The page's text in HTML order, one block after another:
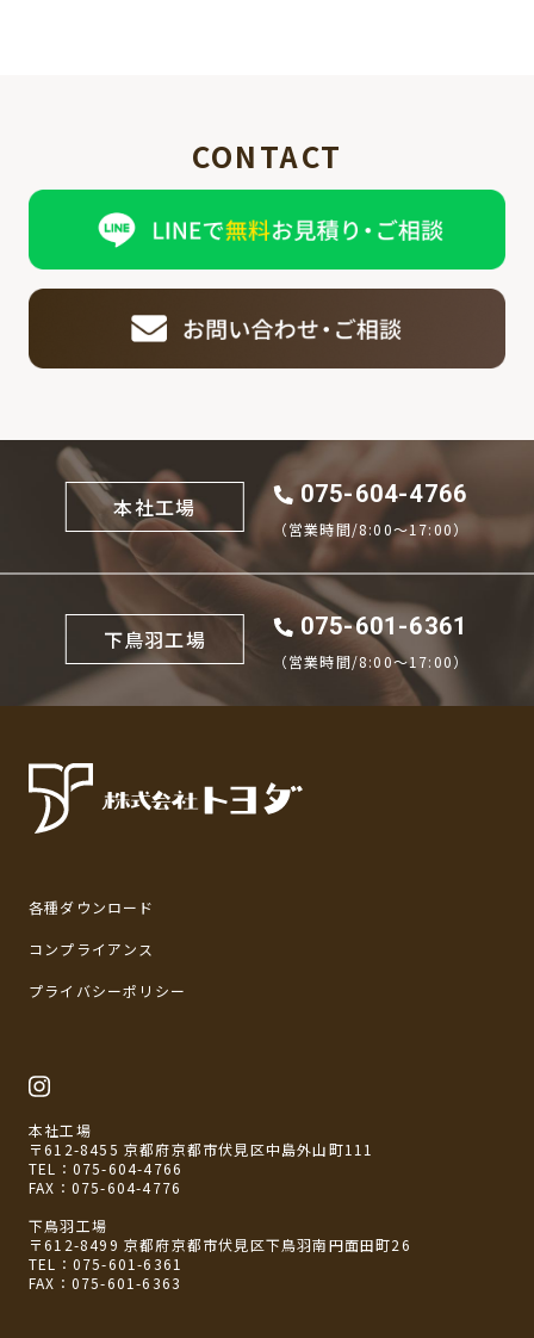
CONTACT
本社工場 075-604-4766
（営業時間/8:00〜17:00）
下鳥羽工場 075-601-6361
（営業時間/8:00〜17:00）
各種ダウンロード
コンプライアンス
プライバシーポリシー
本社工場
〒612-8455 京都府京都市伏見区中島外山町111
TEL： 075-604-4766
FAX：075-604-4776
下鳥羽工場
〒612-8499 京都府京都市伏見区下鳥羽南円面田町26
TEL： 075-601-6361
FAX：075-601-6363